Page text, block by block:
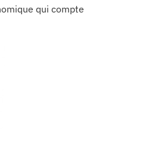
qui compte